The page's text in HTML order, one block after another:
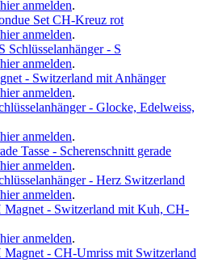
hier anmelden.
Set CH-Kreuz rot
hier anmelden.
Schlüsselanhänger - S
hier anmelden.
- Switzerland mit Anhänger
hier anmelden.
- Glocke, Edelweiss,
hier anmelden.
Tasse - Scherenschnitt gerade
hier anmelden.
- Herz Switzerland
hier anmelden.
Magnet - Switzerland mit Kuh, CH-
hier anmelden.
Magnet - CH-Umriss mit Switzerland